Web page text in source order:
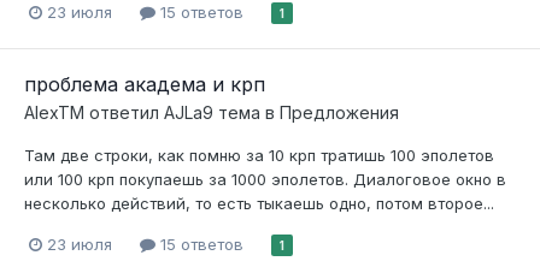
23 июля 15 ответов 1
проблема академа и крп
AlexTM ответил AJLa9 тема в Предложения
Там две строки, как помню за 10 крп тратишь 100 эполетов
или 100 крп покупаешь за 1000 эполетов. Диалоговое окно в
несколько действий, то есть тыкаешь одно, потом второе...
23 июля 15 ответов 1